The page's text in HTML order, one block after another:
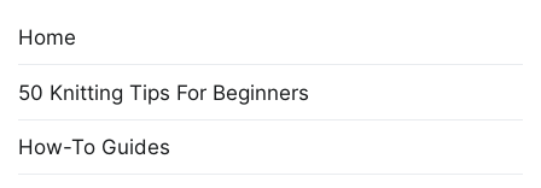
Home
50 Knitting Tips For Beginners
How-To Guides